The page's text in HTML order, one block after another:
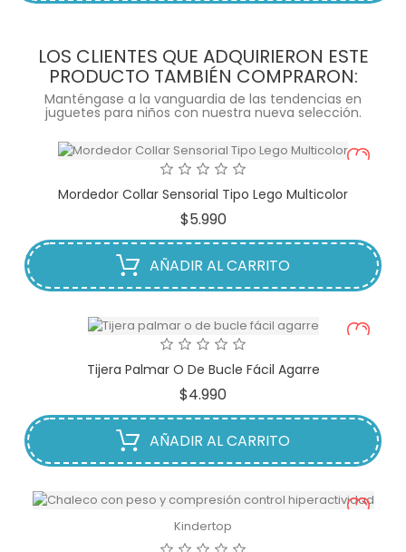
LOS CLIENTES QUE ADQUIRIERON ESTE
PRODUCTO TAMBIÉN COMPRARON:
Manténgase a la vanguardia de las tendencias en
juguetes para niños con nuestra nueva selección.
Mordedor Collar Sensorial Tipo Lego Multicolor
$5.990Precio
AÑADIR AL CARRITO
Tijera Palmar O De Bucle Fácil Agarre
$4.990
AÑADIR AL CARRITO
Kindertop